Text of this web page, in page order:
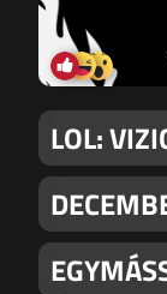
LOL: